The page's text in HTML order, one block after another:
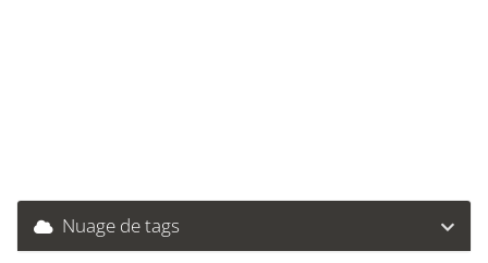
Nuage de tags